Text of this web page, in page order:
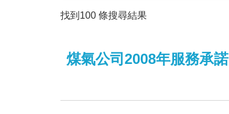
找到 100 條搜尋結果
煤氣公司2008年服務承諾